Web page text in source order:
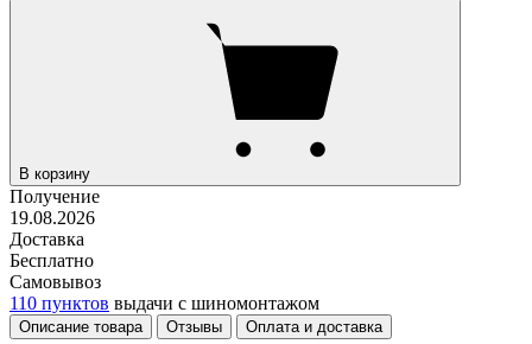
В корзину
Получение
19.08.2026
Доставка
Бесплатно
Самовывоз
110 пунктов выдачи с шиномонтажом
Описание товара Отзывы Оплата и доставка